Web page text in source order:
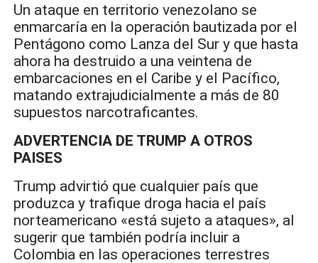
Un ataque en territorio venezolano se
enmarcaría en la operación bautizada por el
Pentágono como Lanza del Sur y que hasta
ahora ha destruido a una veintena de
embarcaciones en el Caribe y el Pacífico,
matando extrajudicialmente a más de 80
supuestos narcotraficantes.
ADVERTENCIA DE TRUMP A OTROS
PAISES
Trump advirtió que cualquier país que
produzca y trafique droga hacia el país
norteamericano «está sujeto a ataques», al
sugerir que también podría incluir a
Colombia en las operaciones terrestres